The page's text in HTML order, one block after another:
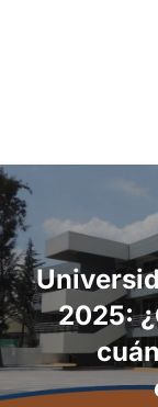
de
entradas
2025: